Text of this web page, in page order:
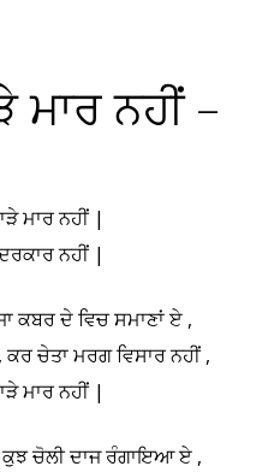
ਨਹੀਂ –
ਮਾਰ ਨਹੀਂ |
ਨਹੀਂ |
ਕਬਰ ਦੇ ਵਿਚ ਸਮਾਣਾਂ ਏ ,
ਚੇਤਾ ਮਰਗ ਵਿਸਾਰ ਨਹੀਂ ,
ਮਾਰ ਨਹੀਂ |
ਚੋਲੀ ਦਾਜ ਰੰਗਾਇਆ ਏ ,